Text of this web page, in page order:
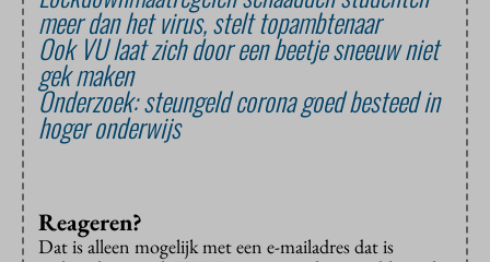
meer dan het virus, stelt topambtenaar
Ook VU laat zich door een beetje sneeuw niet
gek maken
Onderzoek: steungeld corona goed besteed in
hoger onderwijs
Reageren?
Dat is alleen mogelijk met een e-mailadres dat is